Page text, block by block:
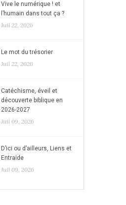
Vive le numérique ! et
l’humain dans tout ça ?
Juil 22, 2026
Le mot du trésorier
Juil 22, 2026
Catéchisme, éveil et
découverte biblique en
2026-2027
Juil 09, 2026
D’ici ou d’ailleurs, Liens et
Entraide
Juil 09, 2026